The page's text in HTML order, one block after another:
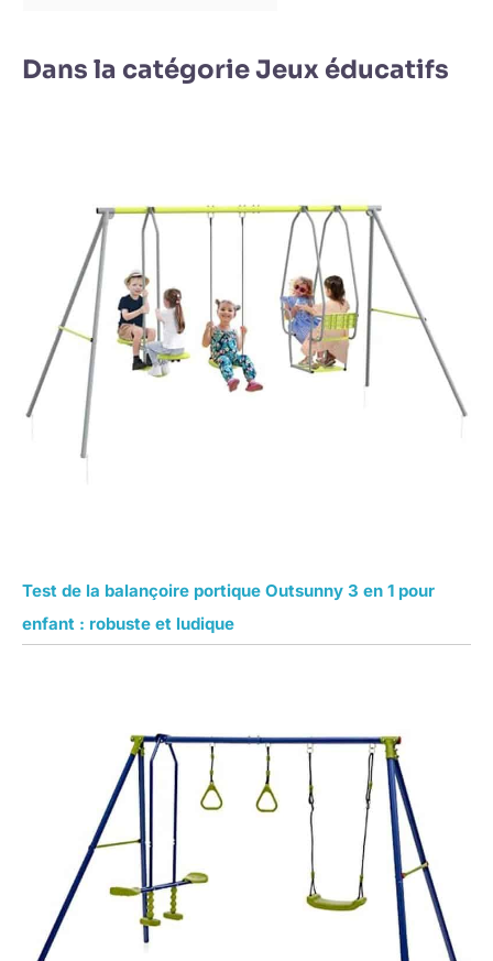
Dans la catégorie Jeux éducatifs
Test de la balançoire portique Outsunny 3 en 1 pour
enfant : robuste et ludique